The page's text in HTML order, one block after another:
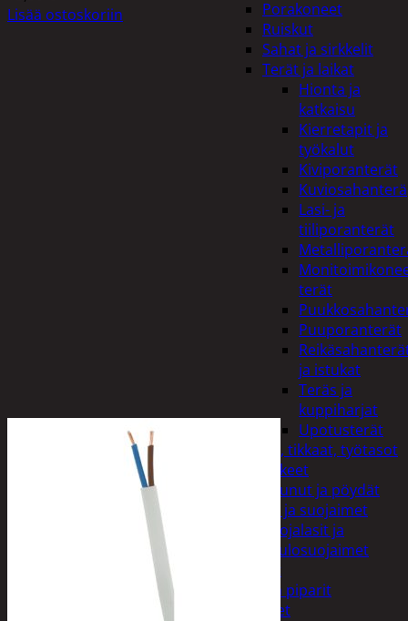
Porakoneet
Ruiskut
Sahat ja sirkkelit
Terät ja laikat
Hionta ja
katkaisu
Kierretapit ja
työkalut
Kiviporanterät
Kuviosahanterä
Lasi- ja
tiiliporanterät
terät
Puuporanterät
ja istukat
Teräs ja
kuppiharjat
Upotusterät
Telineet, tikkaat, työtasot
ja tarvikkeet
Vaunut ja pöydät
Työasut ja suojaimet
Suojalasit ja
kuulosuojaimet
Elintarvikkeet
Keksit ja piparit
Mausteet
Lisää ostoskoriin